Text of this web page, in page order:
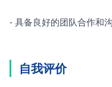
- 具备良好的团队合作和沟
自我评价